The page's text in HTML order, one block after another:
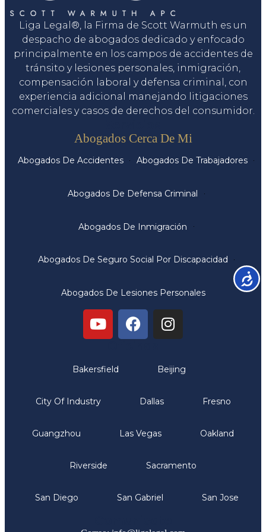
Liga Legal®, la Firma de Scott Warmuth es un
despacho de abogados dedicado y enfocado
principalmente en los campos de accidentes de
tránsito y lesiones personales, inmigración,
compensación laboral y defensa criminal, con
experiencia adicional manejando litigaciones
comerciales y casos de derechos del consumidor.
Abogados Cerca De Mi
Abogados De Accidentes Abogados De Trabajadores
Abogados De Defensa Criminal
Abogados De Inmigración
Abogados De Seguro Social Por Discapacidad
Abogados De Lesiones Personales
Bakersfield Beijing
City Of Industry Dallas Fresno
Guangzhou Las Vegas Oakland
Riverside Sacramento
San Diego San Gabriel San Jose